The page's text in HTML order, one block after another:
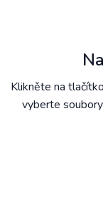
Klikněte na
vyberte